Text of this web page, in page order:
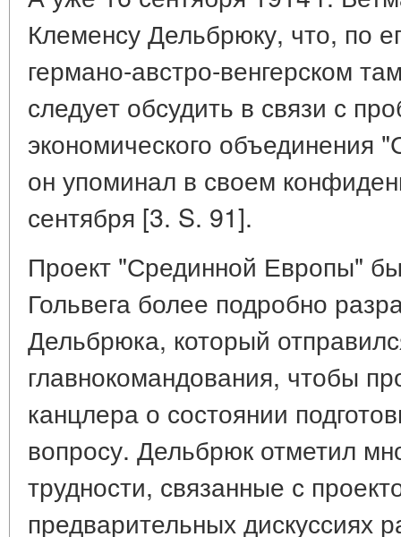
Клеменсу Дельбрюку, что, по
германо-австро-венгерском
следует обсудить в связи с
экономического
он упоминал в своем
сентября [3. S. 91].
Проект "Срединной Европы"
Гольвега более подробно
Дельбрюка, который
главнокомандования, чтобы
канцлера о состоянии
вопросу. Дельбрюк отметил
трудности, связанные с
предварительных дискуссиях